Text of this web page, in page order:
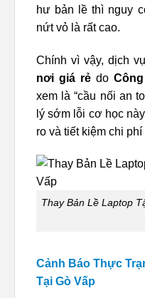
hư bản lề thì nguy
nứt vỏ là rất cao.
Chính vì vậy, dịch vụ
nơi giá rẻ do Công
xem là “cầu nối an
lý sớm lỗi cơ học
ro và tiết kiệm chi
Thay Bản Lề Laptop
Cảnh Báo Thực
Tại Gò Vấp